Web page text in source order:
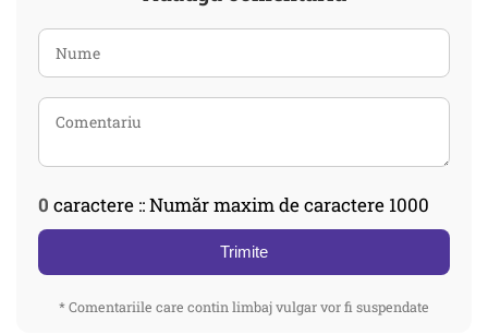
0 caractere :: Număr maxim de caractere 1000
Trimite
* Comentariile care contin limbaj vulgar vor fi suspendate